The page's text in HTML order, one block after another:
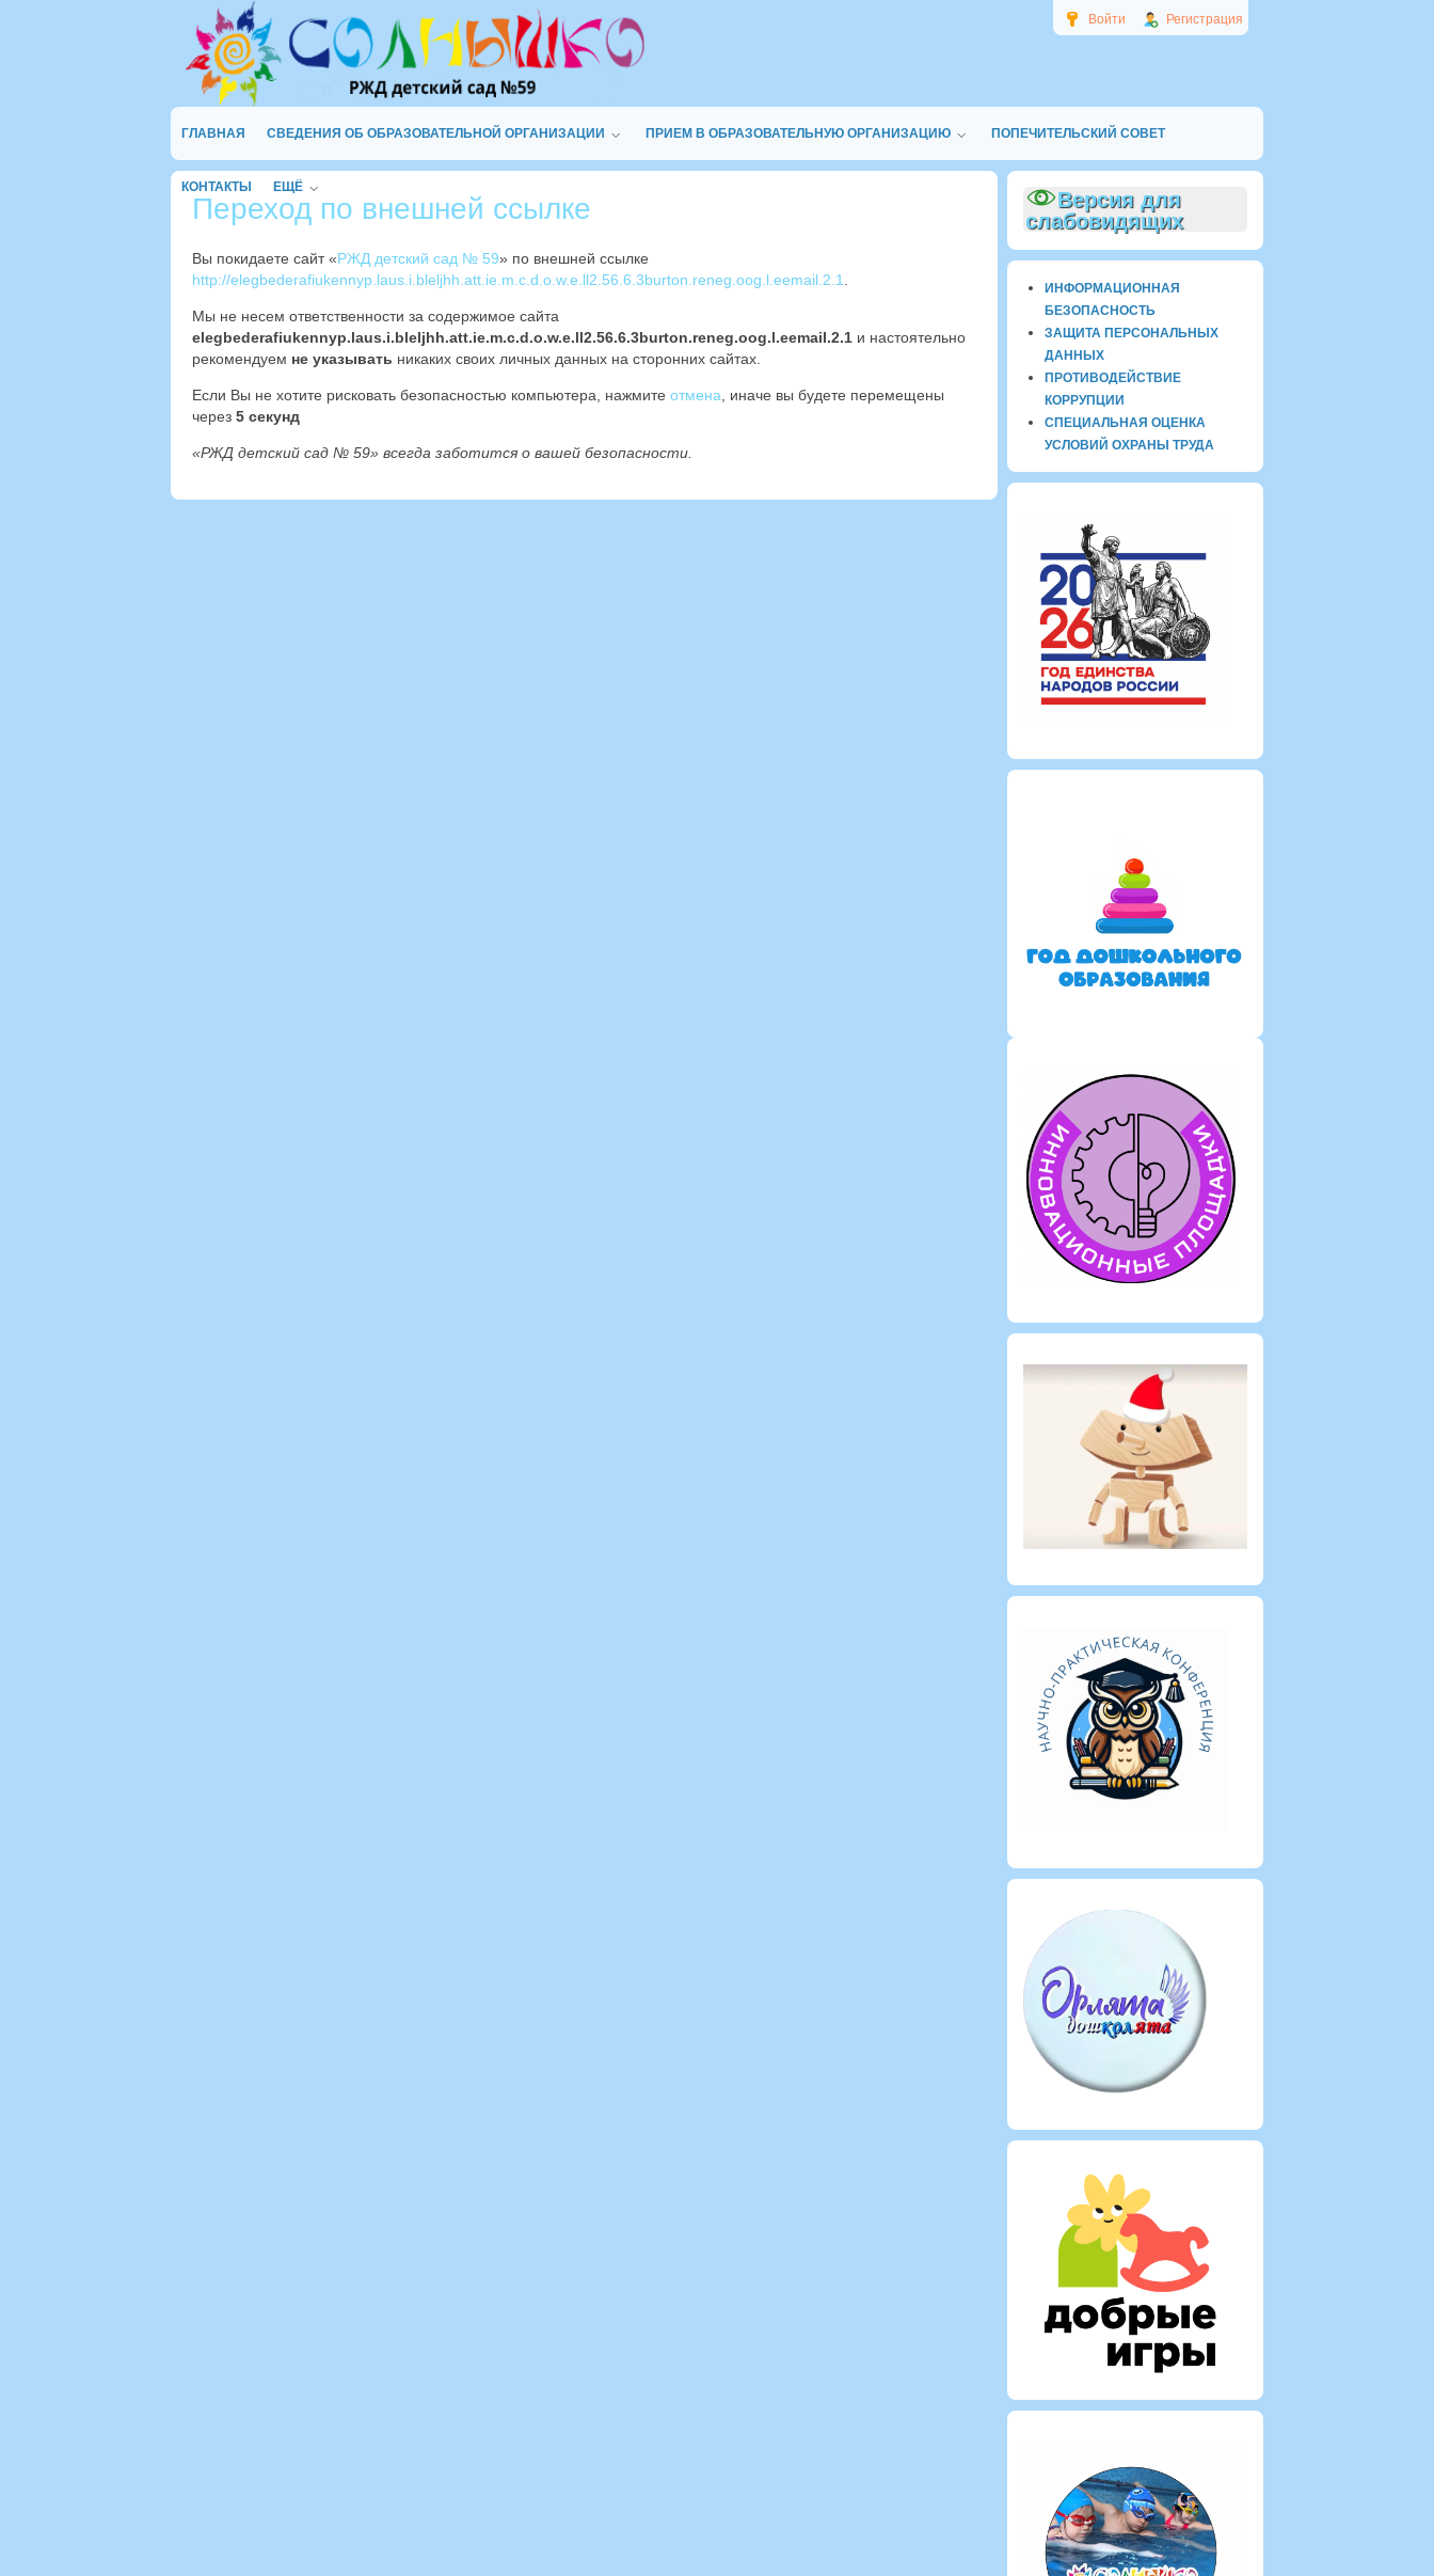
Войти Регистрация
ГЛАВНАЯ СВЕДЕНИЯ ОБ ОБРАЗОВАТЕЛЬНОЙ ОРГАНИЗАЦИИ ПРИЕМ В ОБРАЗОВАТЕЛЬНУЮ ОРГАНИЗАЦИЮ ПОПЕЧИТЕЛЬСКИЙ СОВЕТ
КОНТАКТЫ ЕЩЁ
Переход по внешней ссылке
Вы покидаете сайт «РЖД детский сад № 59» по внешней ссылке
http://elegbederafiukennyp.laus.i.bleljhh.att.ie.m.c.d.o.w.e.ll2.56.6.3burton.reneg.oog.l.eemail.2.1
Мы не несем ответственности за содержимое сайта
elegbederafiukennyp.laus.i.bleljhh.att.ie.m.c.d.o.w.e.ll2.56.6.3burton.reneg.oog.l.eemail.2.1 и настоятельно
рекомендуем не указывать никаких своих личных данных на сторонних сайтах.
Если Вы не хотите рисковать безопасностью компьютера, нажмите отмена , иначе вы будете перемещены
через 4 секунд
«РЖД детский сад № 59» всегда заботится о вашей безопасности.
Версия для
слабовидящих
ИНФОРМАЦИОННАЯ
БЕЗОПАСНОСТЬ
ЗАЩИТА ПЕРСОНАЛЬНЫХ
ДАННЫХ
ПРОТИВОДЕЙСТВИЕ
КОРРУПЦИИ
СПЕЦИАЛЬНАЯ ОЦЕНКА
УСЛОВИЙ ОХРАНЫ ТРУДА